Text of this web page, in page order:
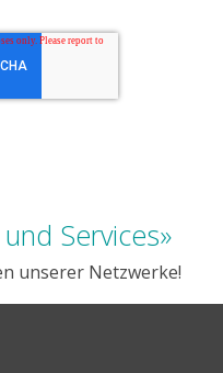
Services»
unserer Netzwerke!